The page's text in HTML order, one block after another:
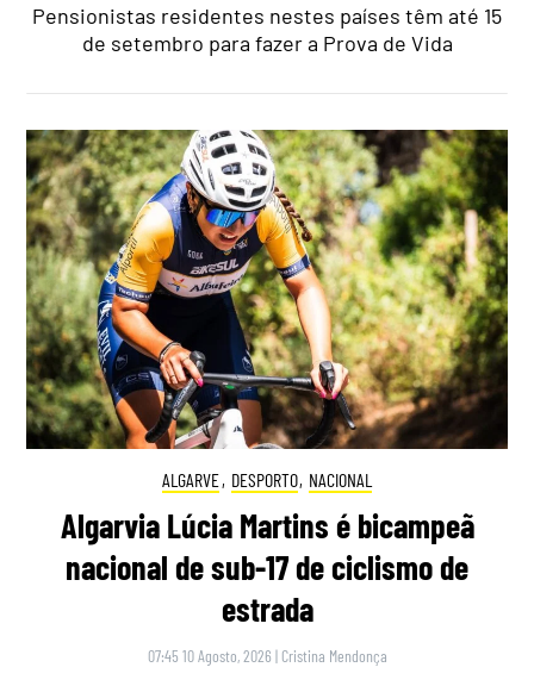
Pensionistas residentes nestes países têm até 15
de setembro para fazer a Prova de Vida
ALGARVE, DESPORTO, NACIONAL
Algarvia Lúcia Martins é bicampeã
nacional de sub-17 de ciclismo de
estrada
07:45 10 Agosto, 2026 | Cristina Mendonça